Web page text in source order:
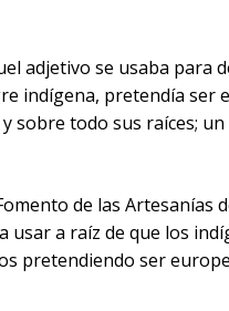
adjetivo se usaba para
indígena, pretendía ser
sobre todo sus raíces;
de las Artesanías
usar a raíz de que los
pretendiendo ser